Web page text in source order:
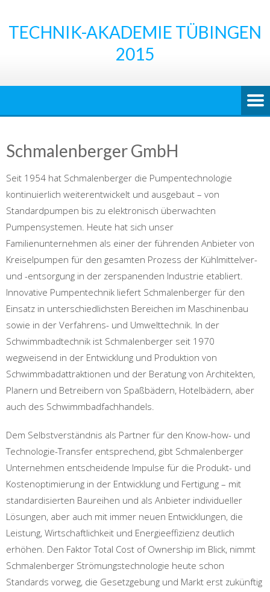
content
TECHNIK-AKADEMIE TÜBINGEN
2015
Schmalenberger GmbH
Seit 1954 hat Schmalenberger die Pumpentechnologie
kontinuierlich weiterentwickelt und ausgebaut – von
Standardpumpen bis zu elektronisch überwachten
Pumpensystemen. Heute hat sich unser
Familienunternehmen als einer der führenden Anbieter von
Kreiselpumpen für den gesamten Prozess der Kühlmittelver-
und -entsorgung in der zerspanenden Industrie etabliert.
Innovative Pumpentechnik liefert Schmalenberger für den
Einsatz in unterschiedlichsten Bereichen im Maschinenbau
sowie in der Verfahrens- und Umwelttechnik. In der
Schwimmbadtechnik ist Schmalenberger seit 1970
wegweisend in der Entwicklung und Produktion von
Schwimmbadattraktionen und der Beratung von Architekten,
Planern und Betreibern von Spaßbädern, Hotelbädern, aber
auch des Schwimmbadfachhandels.
Dem Selbstverständnis als Partner für den Know-how- und
Technologie-Transfer entsprechend, gibt Schmalenberger
Unternehmen entscheidende Impulse für die Produkt- und
Kostenoptimierung in der Entwicklung und Fertigung – mit
standardisierten Baureihen und als Anbieter individueller
Lösungen, aber auch mit immer neuen Entwicklungen, die
Leistung, Wirtschaftlichkeit und Energieeffizienz deutlich
erhöhen. Den Faktor Total Cost of Ownership im Blick, nimmt
Schmalenberger Strömungstechnologie heute schon
Standards vorweg, die Gesetzgebung und Markt erst zukünftig